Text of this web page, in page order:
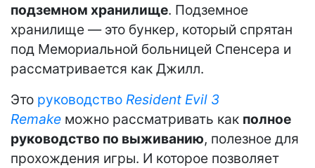
подземном хранилище. Подземное
хранилище — это бункер, который спрятан
под Мемориальной больницей Спенсера и
рассматривается как Джилл.
Это руководство Resident Evil 3
Remake можно рассматривать как полное
руководство по выживанию, полезное для
прохождения игры. И которое позволяет